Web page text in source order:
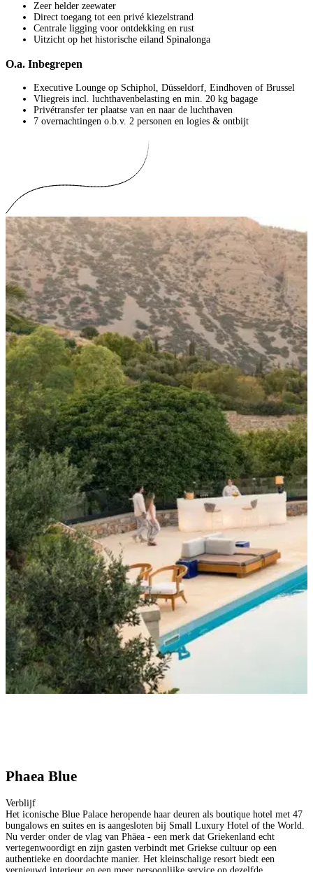
Zeer helder zeewater
Direct toegang tot een privé kiezelstrand
Centrale ligging voor ontdekking en rust
Uitzicht op het historische eiland Spinalonga
O.a. Inbegrepen
Executive Lounge op Schiphol, Düsseldorf, Eindhoven of Brussel
Vliegreis incl. luchthavenbelasting en min. 20 kg bagage
Privétransfer ter plaatse van en naar de luchthaven
7 overnachtingen o.b.v. 2 personen en logies & ontbijt
Phaea Blue
Verblijf
Het iconische Blue Palace heropende haar deuren als boutique hotel met 47
bungalows en suites en is aangesloten bij Small Luxury Hotel of the World.
Nu verder onder de vlag van Phāea - een merk dat Griekenland echt
vertegenwoordigt en zijn gasten verbindt met Griekse cultuur op een
authentieke en doordachte manier. Het kleinschalige resort biedt een